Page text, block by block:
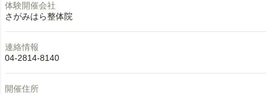
体験開催会社
さがみはら整体院
連絡情報
04-2814-8140
開催住所